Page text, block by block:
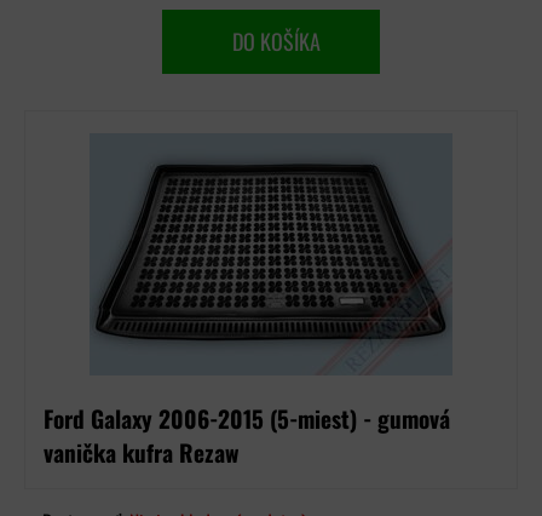
DO KOŠÍKA
Ford Galaxy 2006-2015 (5-miest) - gumová
vanička kufra Rezaw